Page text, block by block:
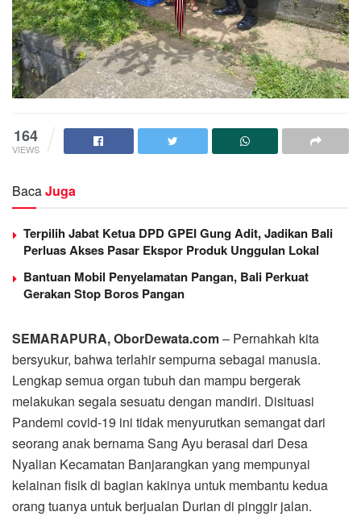
164
VIEWS
BacaJuga
Terpilih Jabat Ketua DPD GPEI Gung Adit, Jadikan Bali
Perluas Akses Pasar Ekspor Produk Unggulan Lokal
Bantuan Mobil Penyelamatan Pangan, Bali Perkuat
Gerakan Stop Boros Pangan
SEMARAPURA, OborDewata.com– Pernahkah kita
bersyukur, bahwa terlahir sempurna sebagai manusia.
Lengkap semua organ tubuh dan mampu bergerak
melakukan segala sesuatu dengan mandiri. Disituasi
Pandemi covid-19 ini tidak menyurutkan semangat dari
seorang anak bernama Sang Ayu berasal dari Desa
Nyalian Kecamatan Banjarangkan yang mempunyai
kelainan fisik di bagian kakinya untuk membantu kedua
orang tuanya untuk berjualan Durian di pinggir jalan.